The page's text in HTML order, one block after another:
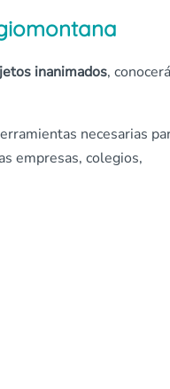
inanimados,
necesarias
empresas, colegios,